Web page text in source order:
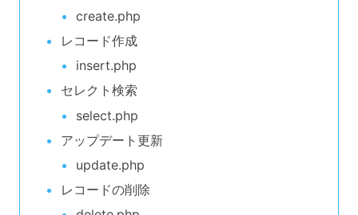
create.php
レコード作成
insert.php
セレクト検索
select.php
アップデート更新
update.php
レコードの削除